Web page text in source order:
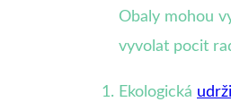
Obaly mohou
vyvolat pocit
Ekologická